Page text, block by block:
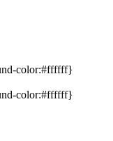
color:#ffffff}
color:#ffffff}